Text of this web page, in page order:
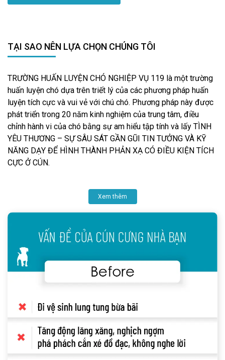
TẠI SAO NÊN LỰA CHỌN CHÚNG TÔI
TRƯỜNG HUẤN LUYỆN CHÓ NGHIỆP VỤ 119 là một trường
huấn luyện chó dựa trên triết lý của các phương pháp huấn
luyện tích cực và vui vẻ với chú chó. Phương pháp này được
phát triển trong 20 năm kinh nghiệm của trung tâm, điều
chỉnh hành vi của chó bằng sự am hiểu tập tính và lấy TÌNH
YÊU THƯƠNG – SỰ SÂU SÁT GẦN GŨI TIN TƯỞNG VÀ KỸ
NĂNG DẠY ĐỂ HÌNH THÀNH PHẢN XẠ CÓ ĐIỀU KIỆN TÍCH
CỰC Ở CÚN.
Xem thêm